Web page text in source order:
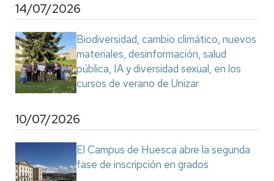
14/07/2026
Biodiversidad, cambio climático, nuevos
materiales, desinformación, salud
pública, IA y diversidad sexual, en los
cursos de verano de Unizar
10/07/2026
El Campus de Huesca abre la segunda
fase de inscripción en grados